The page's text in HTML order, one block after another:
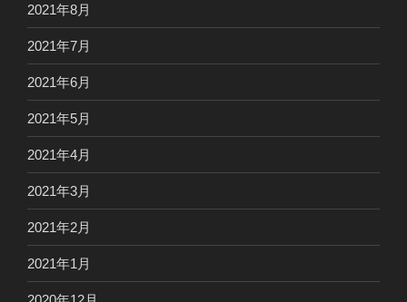
2021年8月
2021年7月
2021年6月
2021年5月
2021年4月
2021年3月
2021年2月
2021年1月